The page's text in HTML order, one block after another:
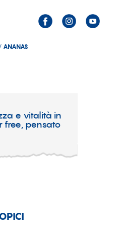
ANANAS
e vitalità in
free, pensato